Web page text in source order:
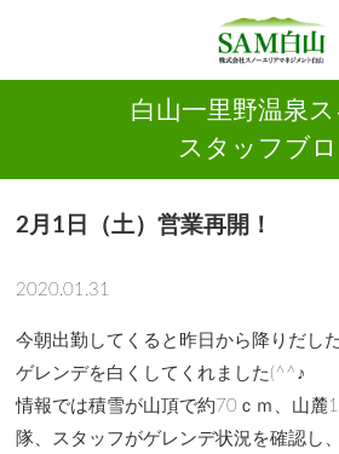
白山一里野温泉
スタッフブ
2月1日（土）営業再開！
2020.01.31
今朝出勤してくると昨日から降りだし
ゲレンデを白くしてくれました(^^♪
情報では積雪が山頂で約70ｃｍ、山麓
隊、スタッフがゲレンデ状況を確認し